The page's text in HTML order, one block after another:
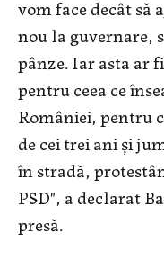
vom face decât să
nou la guvernare,
pânze. Iar asta ar
pentru ceea ce
României, pentru
de cei trei ani şi
în stradă,
PSD", a declarat
presă.